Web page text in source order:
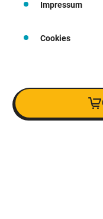
Impressum
Cookies